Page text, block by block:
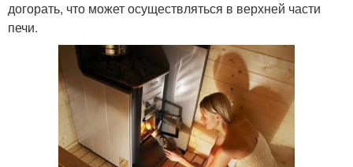
догорать, что может осуществляться в верхней части
печи.